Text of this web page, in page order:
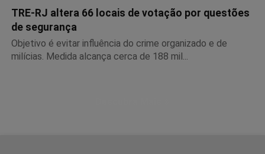
TRE-RJ altera 66 locais de votação por questões
de segurança
Objetivo é evitar influência do crime organizado e de
milícias. Medida alcança cerca de 188 mil...